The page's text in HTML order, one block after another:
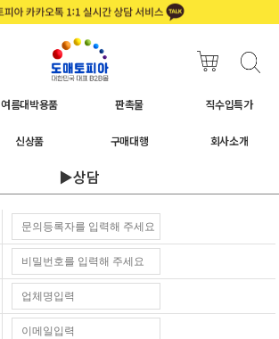
여름대박용품 판촉물 직수입특가
신상품 구매대행 회사소개
▶상담